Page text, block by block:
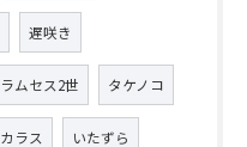
遅咲き
ラムセス2世 タケノコ
カラス いたずら